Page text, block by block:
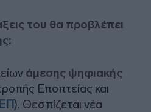
του θα προβλέπει
άμεσης ψηφιακής
Εποπτείας και
). Θεσπίζεται νέα